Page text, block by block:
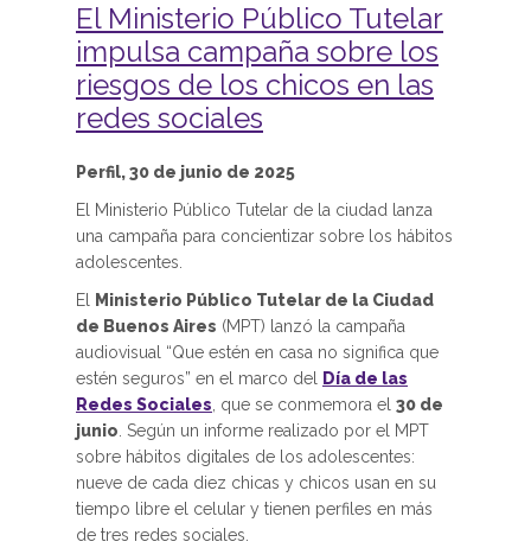
El Ministerio Público Tutelar
impulsa campaña sobre los
riesgos de los chicos en las
redes sociales
Perfil, 30 de junio de 2025
El Ministerio Público Tutelar de la ciudad lanza
una campaña para concientizar sobre los hábitos
adolescentes.
El
Ministerio Público Tutelar de la Ciudad
de Buenos Aires (MPT) lanzó la campaña
audiovisual “Que estén en casa no significa que
estén seguros” en el marco del
Día de las
Redes Sociales , que se conmemora el 30 de
junio . Según un informe realizado por el MPT
sobre hábitos digitales de los adolescentes:
nueve de cada diez chicas y chicos usan en su
tiempo libre el celular y tienen perfiles en más
de tres redes sociales.